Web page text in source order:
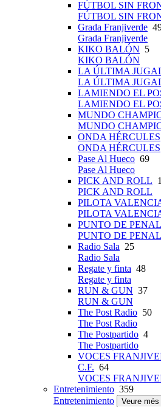
FÚTBOL SIN
FÚTBOL SIN
Grada Franjiverde
Grada Franjiverde
KIKO BALÓN 5
KIKO BALÓN
LA ÚLTIMA
LA ÚLTIMA
LAMIENDO EL
LAMIENDO EL
MUNDO
MUNDO
ONDA HÉRCULES
ONDA HÉRCULES
Pase Al Hueco 69
Pase Al Hueco
PICK AND ROLL
PICK AND ROLL
PILOTA
PILOTA
PUNTO DE
PUNTO DE
Radio Sala 25
Radio Sala
Regate y finta 48
Regate y finta
RUN & GUN 37
RUN & GUN
The Post Radio 50
The Post Radio
The Postpartido 4
The Postpartido
VOCES
C.F. 64
VOCES
Entretenimiento 359
Entretenimiento
Veure més